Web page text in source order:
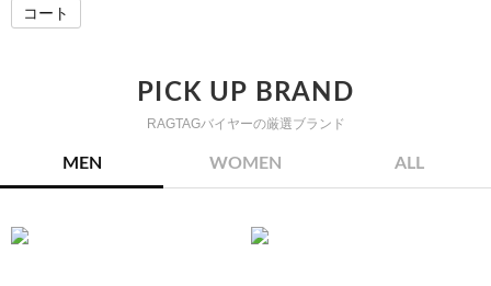
コート
PICK UP BRAND
RAGTAGバイヤーの厳選ブランド
MEN WOMEN ALL